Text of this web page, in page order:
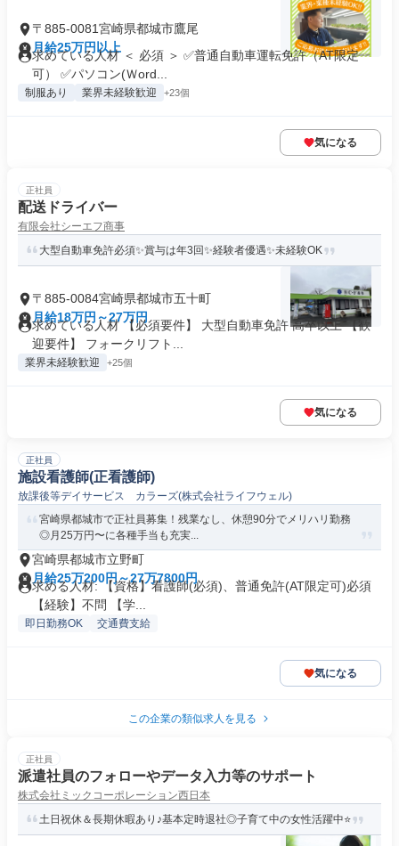
〒885-0081宮崎県都城市鷹尾
月給25万円以上
求めている人材 ＜ 必須 ＞ ✅普通自動車運転免許（AT限定
可） ✅パソコン(Ｗord...
制服あり 業界未経験歓迎 +23個
気になる
正社員
配送ドライバー
有限会社シーエフ商事
大型自動車免許必須✨賞与は年3回✨経験者優遇✨未経験OK
〒885-0084宮崎県都城市五十町
月給18万円～27万円
求めている人材 【必須要件】 大型自動車免許 高卒以上 【歓
迎要件】 フォークリフト...
業界未経験歓迎 +25個
気になる
正社員
施設看護師(正看護師)
放課後等デイサービス カラーズ(株式会社ライフウェル)
宮崎県都城市で正社員募集！残業なし、休憩90分でメリハリ勤務
◎月25万円〜に各種手当も充実...
宮崎県都城市立野町
月給25万200円～27万7800円
求める人材: 【資格】看護師(必須)、普通免許(AT限定可)必須
【経験】不問 【学...
即日勤務OK 交通費支給
気になる
この企業の類似求人を見る
正社員
派遣社員のフォローやデータ⼊⼒等のサポート
株式会社ミックコーポレーション西日本
土日祝休＆長期休暇あり♪基本定時退社◎子育て中の女性活躍中⭐